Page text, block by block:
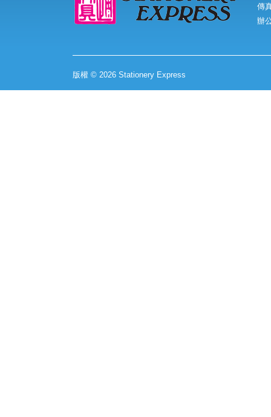
傳
辦
版權 © 2026 Stationery Express